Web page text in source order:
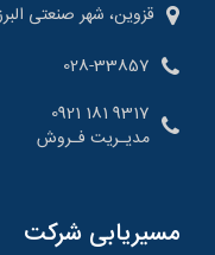
قزوین، شهر صنعتی
028-33857
9317 181 0921
مدیـریت فـروش
مسیریابی شرکت